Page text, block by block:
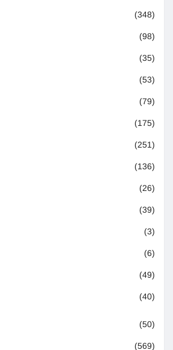
(348)
(98)
(35)
(53)
(79)
(175)
(251)
(136)
(26)
(39)
(3)
(6)
(49)
(40)
(50)
(569)